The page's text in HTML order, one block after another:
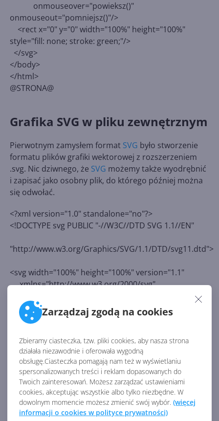
Zarządzaj zgodą na cookies
Zbieramy ciasteczka, tzw. pliki cookies, aby nasza strona
działała niezawodnie i oferowała wygodną
obsługę.Ciasteczka pomagają nam też w wyświetlaniu
spersonalizowanych treści i reklam dopasowanych do
Twoich zainteresowań. Możesz zarządzać ustawieniami
cookies, akceptując wszystkie albo tylko niezbędne. W
dowolnym momencie możesz zmienić swój wybór. (więcej
informacji o cookies w polityce prywatności)
onmouseover="powieksz()"
onmouseout="pomniejsz()"/>
<rect x="0" y="0" width="100%" height="100%"
style="fill: none; stroke: green;"/>
</svg>
</body>
</html>
@STRONA@
Grafika SVG w pliku zewnętrznym
Pierwotnym zamysłem format SVG było stworzenie
formatu plików grafiki wektorowej z rozszerzeniem
.svg. Nic dziwnego, że SVG możemy także wyodrębnić
i zapisać jako osobny plik, do którego później można
się odwołać.
<?xml version="1.0" standalone="no"?>
<!DOCTYPE svg PUBLIC "-//W3C//DTD SVG 1.1//EN"
"http://www.w3.org/Graphics/SVG/1.1/DTD/svg11.dtd">
<svg width="100%" height="100%" version="1.1"
xmlns="http://www.w3.org/2000/svg"
onclick="akcja(evt)">
<script language="javascript" type="text/javascript">
<![CDATA[
function akcja(evt)
{
var mojProst= evt.target;